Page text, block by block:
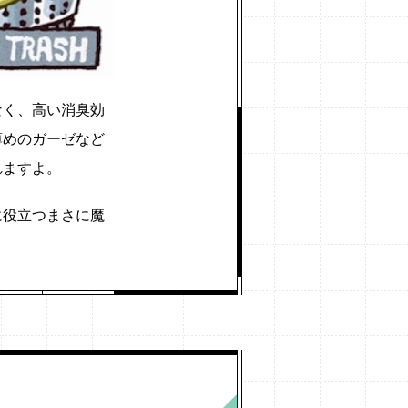
、高い消臭効
のガーゼなど
すよ。
立つまさに魔